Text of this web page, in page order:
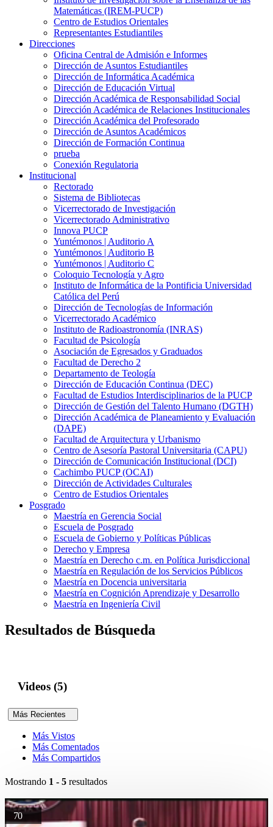
Matemáticas (IREM-PUCP)
Centro de Estudios Orientales
Representantes Estudiantiles
Direcciones
Oficina Central de Admisión e Informes
Dirección de Asuntos Estudiantiles
Dirección de Informática Académica
Dirección de Educación Virtual
Dirección Académica de Responsabilidad Social
Dirección Académica de Relaciones Institucionales
Dirección Académica del Profesorado
Dirección de Asuntos Académicos
Dirección de Formación Continua
prueba
Conexión Regulatoria
Institucional
Rectorado
Sistema de Bibliotecas
Vicerrectorado de Investigación
Vicerrectorado Administrativo
Innova PUCP
Yuntémonos | Auditorio A
Yuntémonos | Auditorio B
Yuntémonos | Auditorio C
Coloquio Tecnología y Agro
Instituto de Informática de la Pontificia Universidad
Católica del Perú
Dirección de Tecnologías de Información
Vicerrectorado Académico
Instituto de Radioastronomía (INRAS)
Facultad de Psicología
Asociación de Egresados y Graduados
Facultad de Derecho 2
Departamento de Teología
Dirección de Educación Continua (DEC)
Facultad de Estudios Interdisciplinarios de la PUCP
Dirección de Gestión del Talento Humano (DGTH)
Dirección Académica de Planeamiento y Evaluación
(DAPE)
Facultad de Arquitectura y Urbanismo
Centro de Asesoría Pastoral Universitaria (CAPU)
Dirección de Comunicación Institucional (DCI)
Cachimbo PUCP (OCAI)
Dirección de Actividades Culturales
Centro de Estudios Orientales
Posgrado
Maestría en Gerencia Social
Escuela de Posgrado
Escuela de Gobierno y Políticas Públicas
Derecho y Empresa
Maestría en Derecho c.m. en Política Jurisdiccional
Maestría en Regulación de los Servicios Públicos
Maestría en Docencia universitaria
Maestría en Cognición Aprendizaje y Desarrollo
Maestría en Ingeniería Civil
Resultados de Búsqueda
Videos (5)
Más Recientes
Más Vistos
Más Comentados
Más Compartidos
Mostrando 1 - 5 resultados
70